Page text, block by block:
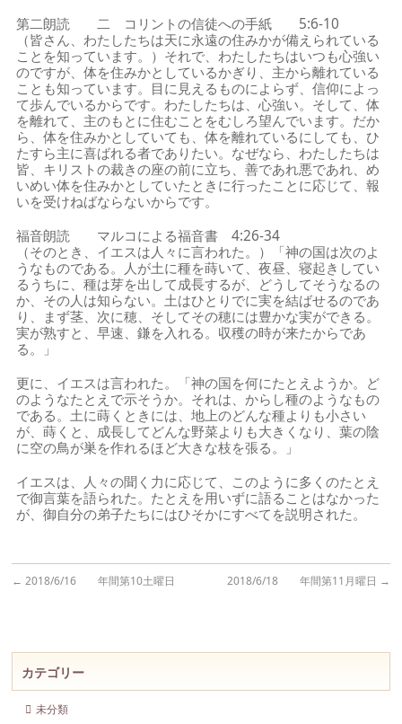
第二朗読 二 コリントの信徒への手紙 5:6-10
（皆さん、わたしたちは天に永遠の住みかが備えられている
ことを知っています。）それで、わたしたちはいつも心強い
のですが、体を住みかとしているかぎり、主から離れている
ことも知っています。目に見えるものによらず、信仰によっ
て歩んでいるからです。わたしたちは、心強い。そして、体
を離れて、主のもとに住むことをむしろ望んでいます。だか
ら、体を住みかとしていても、体を離れているにしても、ひ
たすら主に喜ばれる者でありたい。なぜなら、わたしたちは
皆、キリストの裁きの座の前に立ち、善であれ悪であれ、め
いめい体を住みかとしていたときに行ったことに応じて、報
いを受けねばならないからです。
福音朗読 マルコによる福音書 4:26-34
（そのとき、イエスは人々に言われた。）「神の国は次のよ
うなものである。人が土に種を蒔いて、夜昼、寝起きしてい
るうちに、種は芽を出して成長するが、どうしてそうなるの
か、その人は知らない。土はひとりでに実を結ばせるのであ
り、まず茎、次に穂、そしてその穂には豊かな実ができる。
実が熟すと、早速、鎌を入れる。収穫の時が来たからであ
る。」
更に、イエスは言われた。「神の国を何にたとえようか。ど
のようなたとえで示そうか。それは、からし種のようなもの
である。土に蒔くときには、地上のどんな種よりも小さい
が、蒔くと、成長してどんな野菜よりも大きくなり、葉の陰
に空の鳥が巣を作れるほど大きな枝を張る。」
イエスは、人々の聞く力に応じて、このように多くのたとえ
で御言葉を語られた。たとえを用いずに語ることはなかった
が、御自分の弟子たちにはひそかにすべてを説明された。
← 2018/6/16 年間第10土曜日 2018/6/18 年間第11月曜日 →
カテゴリー
未分類